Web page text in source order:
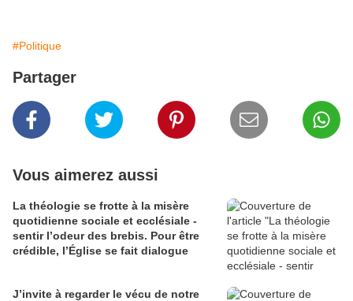
#Politique
Partager
Vous aimerez aussi
La théologie se frotte à la misère
quotidienne sociale et ecclésiale -
sentir l’odeur des brebis. Pour être
crédible, l’Église se fait dialogue
J’invite à regarder le vécu de notre